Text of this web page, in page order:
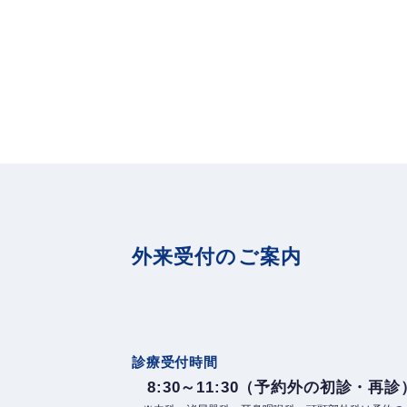
外来受付のご案内
診療受付時間
8:30～11:30（予約外の初診・再診